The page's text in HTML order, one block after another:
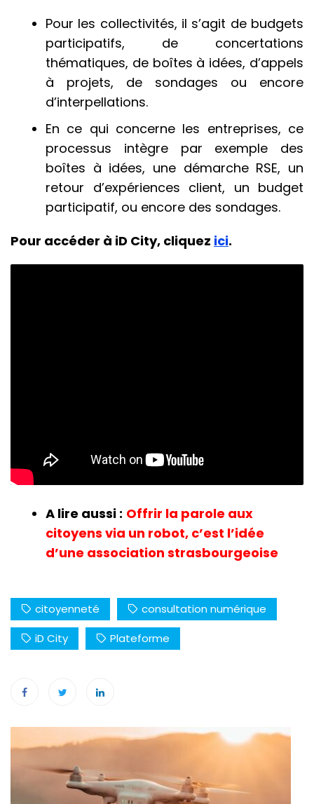
Pour les collectivités, il s’agit de budgets
participatifs, de concertations
thématiques, de boîtes à idées, d’appels
à projets, de sondages ou encore
d’interpellations.
En ce qui concerne les entreprises, ce
processus intègre par exemple des
boîtes à idées, une démarche RSE, un
retour d’expériences client, un budget
participatif, ou encore des sondages.
Pour accéder à iD City, cliquez ici.
A lire aussi : Offrir la parole aux
citoyens via un robot, c’est l’idée
d’une association strasbourgeoise
citoyenneté
consultation numérique
iD City
Plateforme
Navigation
de
l’article